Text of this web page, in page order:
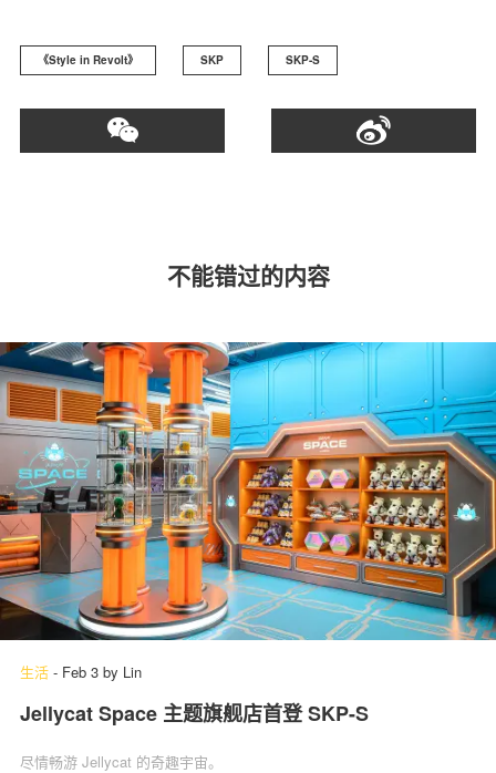
《Style in Revolt》 SKP SKP-S
不能错过的内容
生活 - Feb 3 by Lin
Jellycat Space 主题旗舰店首登 SKP-S
尽情畅游 Jellycat 的奇趣宇宙。